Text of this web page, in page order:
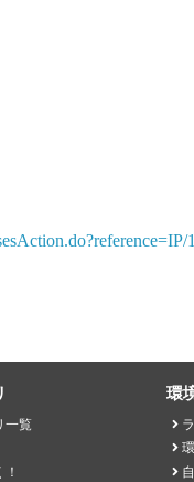
一覧
環